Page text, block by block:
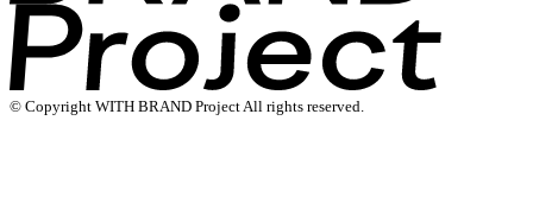
© Copyright WITH BRAND Project All rights reserved.